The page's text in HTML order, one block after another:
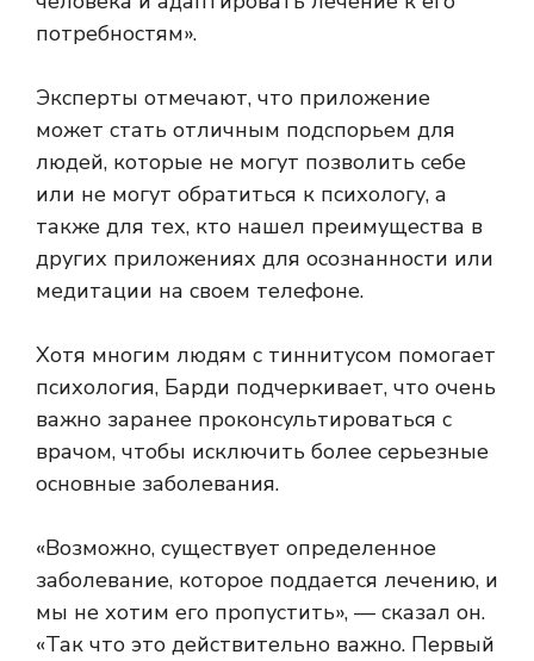
потребностям».
Эксперты отмечают, что приложение
может стать отличным подспорьем для
людей, которые не могут позволить себе
или не могут обратиться к психологу, а
также для тех, кто нашел преимущества в
других приложениях для осознанности или
медитации на своем телефоне.
Хотя многим людям с тиннитусом помогает
психология, Барди подчеркивает, что очень
важно заранее проконсультироваться с
врачом, чтобы исключить более серьезные
основные заболевания.
«Возможно, существует определенное
заболевание, которое поддается лечению, и
мы не хотим его пропустить», — сказал он.
«Так что это действительно важно. Первый